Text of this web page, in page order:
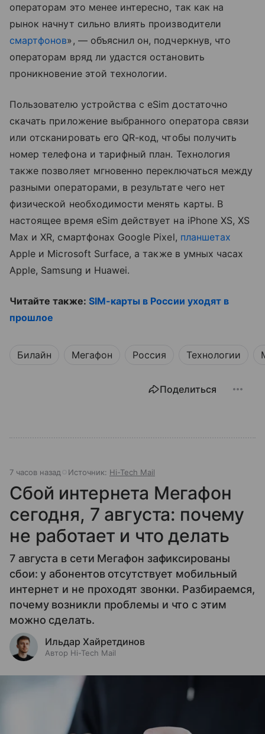
операторам это менее интересно, так как на
рынок начнут сильно влиять производители
смартфонов», — объяснил он, подчеркнув, что
операторам вряд ли удастся остановить
проникновение этой технологии.
Пользователю устройства с eSim достаточно
скачать приложение выбранного оператора связи
или отсканировать его QR-код, чтобы получить
номер телефона и тарифный план. Технология
также позволяет мгновенно переключаться между
разными операторами, в результате чего нет
физической необходимости менять карты. В
настоящее время eSim действует на iPhone XS, XS
Max и XR, смартфонах Google Pixel, планшетах
Apple и Microsoft Surface, а также в умных часах
Apple, Samsung и Huawei.
Читайте также: SIM-карты в России уходят в
прошлое
Билайн Мегафон Россия Технологии
Поделиться
7 часов назад Источник: Hi-Tech Mail
Сбой интернета Мегафон
сегодня, 7 августа: почему
не работает и что делать
7 августа в сети Мегафон зафиксированы
сбои: у абонентов отсутствует мобильный
интернет и не проходят звонки. Разбираемся,
почему возникли проблемы и что с этим
можно сделать.
Ильдар Хайретдинов
Автор Hi-Tech Mail